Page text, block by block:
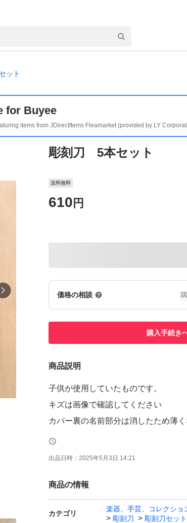
ット
for Buyee
items from JDirectItems Fleamarket (provided by LY
彫刻刀 5本セット
送料無料
610 円
価格の相談
購入手続き
商品説明
子供が使用していたものです。
キズは画像で確認してください
カバー裏の名前部分は消したため薄く
出品日時： 2025年5月3日 14:21
商品の情報
カテゴリ
楽器、手芸、コレクショ
彫刻刀
彫刻刀セット